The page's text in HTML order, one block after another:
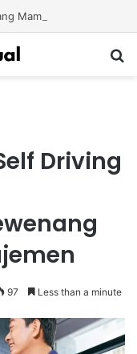
Driving
97 Less than a minute